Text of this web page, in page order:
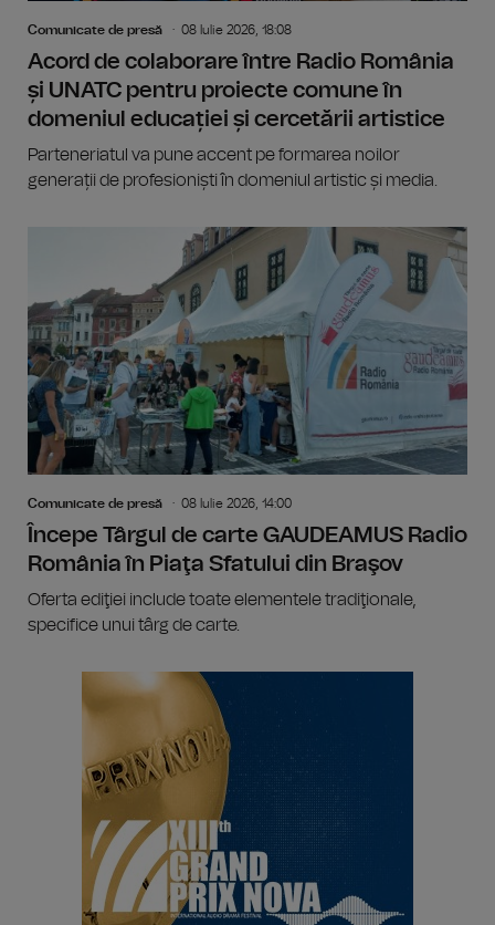
Comunicate de presă 08 Iulie 2026, 18:08
Acord de colaborare între Radio România
și UNATC pentru proiecte comune în
domeniul educației și cercetării artistice
Parteneriatul va pune accent pe formarea noilor
generații de profesioniști în domeniul artistic și media.
Comunicate de presă 08 Iulie 2026, 14:00
Începe Târgul de carte GAUDEAMUS Radio
România în Piaţa Sfatului din Braşov
Oferta ediţiei include toate elementele tradiţionale,
specifice unui târg de carte.